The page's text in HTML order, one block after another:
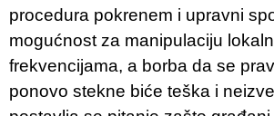
procedura pokrenem i upravni
mogućnost za manipulaciju
frekvencijama, a borba da se
ponovo stekne biće teška i